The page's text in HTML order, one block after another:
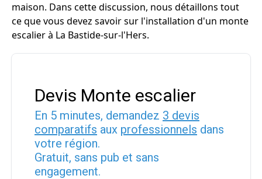
maison. Dans cette discussion, nous détaillons tout
ce que vous devez savoir sur l'installation d'un monte
escalier à La Bastide-sur-l'Hers.
Devis Monte escalier
En 5 minutes, demandez 3 devis
comparatifs aux professionnels dans
votre région.
Gratuit, sans pub et sans
engagement.